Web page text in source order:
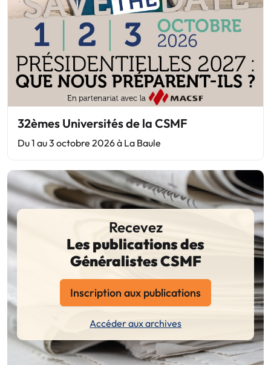
32èmes Universités de la CSMF
Du 1 au 3 octobre 2026 à La Baule
Recevez
Les publications des
Généralistes CSMF
Inscription aux publications
Accéder aux archives